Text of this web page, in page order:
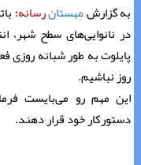
به گزارشمِهستانرسانه؛
در نانوایی‌های سطح شهر،
پایلوت به طور شبانه روزی
روز نباشیم.
این مهم رو می‌بایست
دستورکار خود قرار دهند.